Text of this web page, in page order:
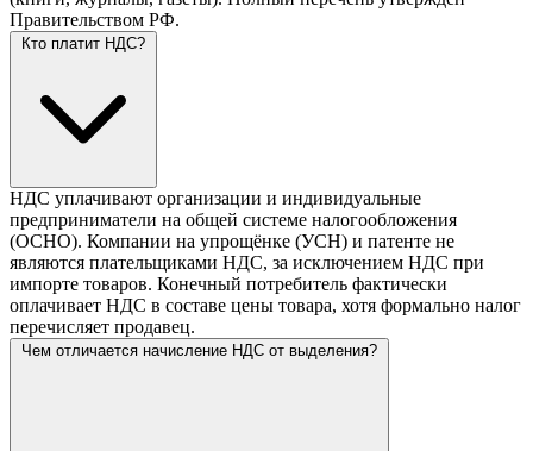
Правительством РФ.
Кто платит НДС?
НДС уплачивают организации и индивидуальные
предприниматели на общей системе налогообложения
(ОСНО). Компании на упрощёнке (УСН) и патенте не
являются плательщиками НДС, за исключением НДС при
импорте товаров. Конечный потребитель фактически
оплачивает НДС в составе цены товара, хотя формально налог
перечисляет продавец.
Чем отличается начисление НДС от выделения?